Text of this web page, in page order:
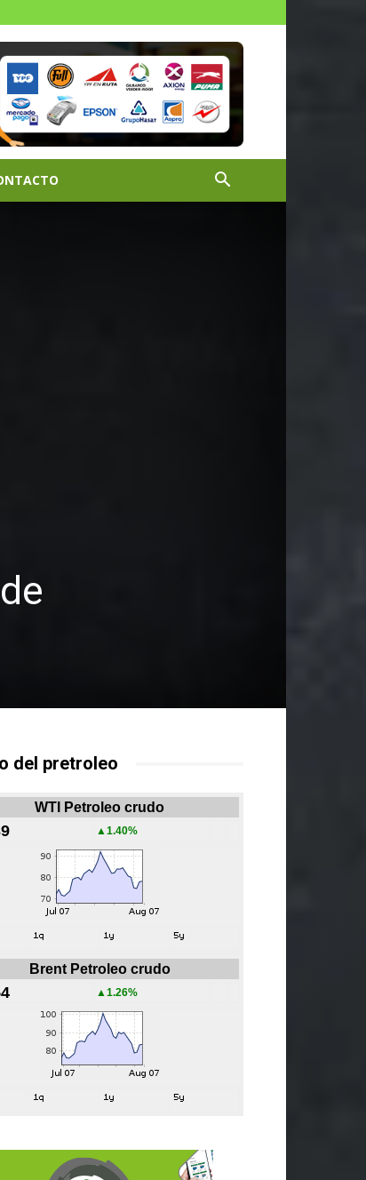
del pretroleo
WTI Petroleo crudo
▲1.40%
Brent Petroleo crudo
▲1.26%